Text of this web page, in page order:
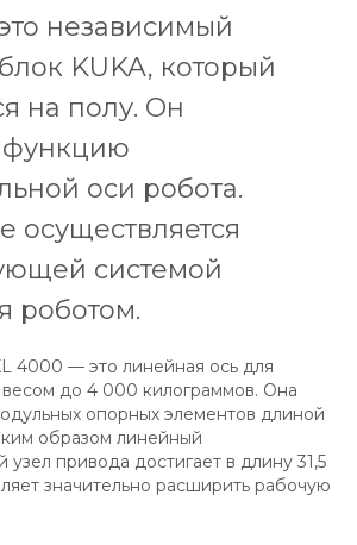
независимый
KUKA, который
на полу. Он
функцию
оси робота.
осуществляется
системой
роботом.
4000 — это линейная ось для
весом до 4 000 килограммов. Она
опорных элементов длиной
образом линейный
привода достигает в длину 31,5
значительно расширить рабочую